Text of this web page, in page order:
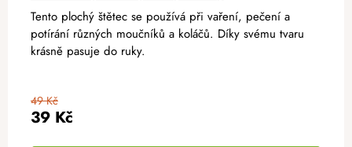
39 Kč
49 Kč
Tento plochý štětec se používá při vaření, pečení a
potírání různých moučníků a koláčů. Díky svému tvaru
krásně pasuje do ruky.